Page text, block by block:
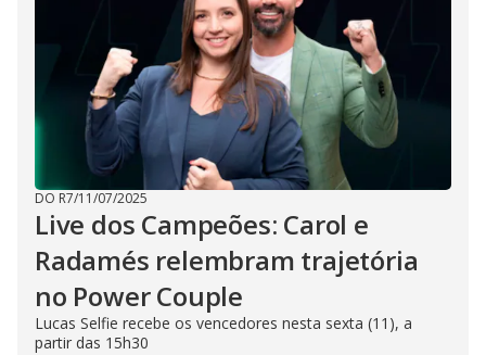
DO R7/11/07/2025
Live dos Campeões: Carol e
Radamés relembram trajetória
no Power Couple
Lucas Selfie recebe os vencedores nesta sexta (11), a
partir das 15h30